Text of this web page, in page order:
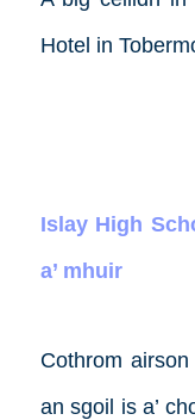
Hotel in
Islay High
a’ mhuir
Cothrom
an sgoil is a’